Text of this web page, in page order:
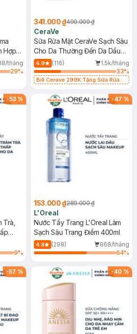
Hợp
tháng
29%
341.000 ₫490.000 ₫
CeraVe
Sữa Rửa Mặt CeraVe Sạch Sâu
Cho Da Thường Đến Da Dầu
473ml
4.9 (116)
1.5k/tháng
33%
Bill Cerave 299K Tặng Sữa Rửa
-53 %
Trà,
9%
-47 %
153.000 ₫289.000 ₫
L'Oreal
Nước Tẩy Trang L'Oreal Làm
Sạch Sâu Trang Điểm 400ml
4.8 (298)
868/tháng
64%
-57 % -40 %